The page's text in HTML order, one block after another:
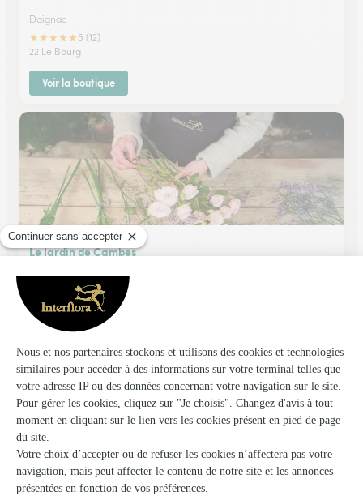
Daignac
★★★★★ 5 (12)
22 Le Bourg
Voir la boutique
Le Jardin de Cambes
Cambes
★4.7 (31)
3, route de Langoiran